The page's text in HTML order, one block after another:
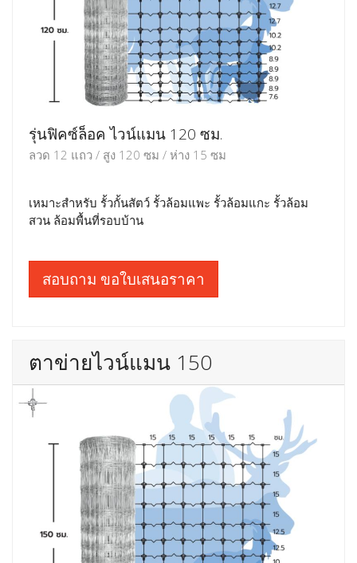
รุ่นฟิคซ์ล็อค ไวน์แมน 120 ซม.
ลวด 12 แถว / สูง 120 ซม / ห่าง 15 ซม
เหมาะสำหรับ รั้วกั้นสัตว์ รั้วล้อมแพะ รั้วล้อมแกะ รั้วล้อม
สวน ล้อมพื้นที่รอบบ้าน
สอบถาม ขอใบเสนอราคา
ตาข่ายไวน์แมน 150